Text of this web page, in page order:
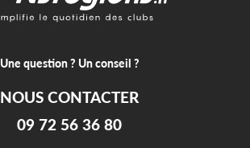
Une question ? Un conseil ?
NOUS CONTACTER
09 72 56 36 80